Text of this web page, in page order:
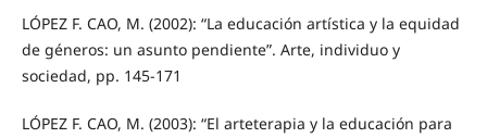
LÓPEZ F. CAO, M. (2002): “La educación artística y la equidad
de géneros: un asunto pendiente”. Arte, individuo y
sociedad, pp. 145-171
LÓPEZ F. CAO, M. (2003): “El arteterapia y la educación para